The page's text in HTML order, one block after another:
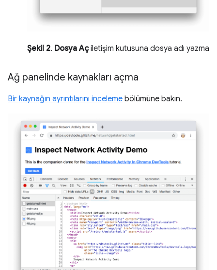
Şekil 2. Dosya Açiletişim kutusuna dosya adı yazma
Ağ panelinde kaynakları açma
Bir kaynağın ayrıntılarını inceleme bölümüne bakın.